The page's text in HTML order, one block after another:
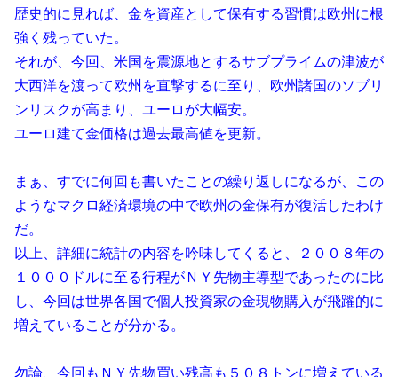
歴史的に見れば、金を資産として保有する習慣は欧州に根
強く残っていた。
それが、今回、米国を震源地とするサブプライムの津波が
大西洋を渡って欧州を直撃するに至り、欧州諸国のソブリ
ンリスクが高まり、ユーロが大幅安。
ユーロ建て金価格は過去最高値を更新。
まぁ、すでに何回も書いたことの繰り返しになるが、この
ようなマクロ経済環境の中で欧州の金保有が復活したわけ
だ。
以上、詳細に統計の内容を吟味してくると、２００８年の
１０００ドルに至る行程がＮＹ先物主導型であったのに比
し、今回は世界各国で個人投資家の金現物購入が飛躍的に
増えていることが分かる。
勿論、今回もＮＹ先物買い残高も５０８トンに増えている